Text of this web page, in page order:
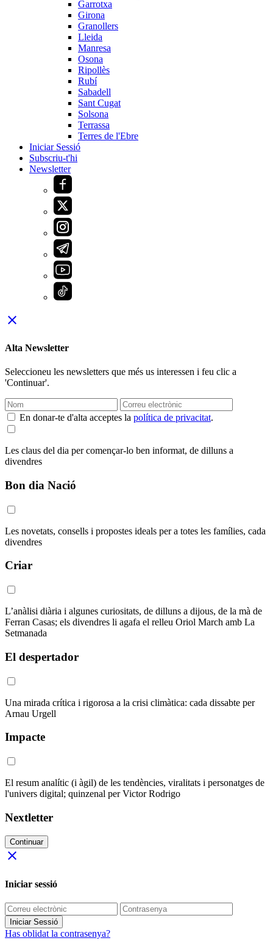
Garrotxa
Girona
Granollers
Lleida
Manresa
Osona
Ripollès
Rubí
Sabadell
Sant Cugat
Solsona
Terrassa
Terres de l'Ebre
Iniciar Sessió
Subscriu-t'hi
Newsletter
close
Alta Newsletter
Seleccioneu les newsletters que més us interessen i feu clic a
'Continuar'.
En donar-te d'alta acceptes la política de privacitat.
Les claus del dia per començar-lo ben informat, de dilluns a
divendres
Bon dia Nació
Les novetats, consells i propostes ideals per a totes les famílies, cada
divendres
Criar
L’anàlisi diària i algunes curiositats, de dilluns a dijous, de la mà de
Ferran Casas; els divendres li agafa el relleu Oriol March amb La
Setmanada
El despertador
Una mirada crítica i rigorosa a la crisi climàtica: cada dissabte per
Arnau Urgell
Impacte
El resum analític (i àgil) de les tendències, viralitats i personatges de
l'univers digital; quinzenal per Victor Rodrigo
Nextletter
Continuar
close
Iniciar sessió
Iniciar Sessió
Has oblidat la contrasenya?